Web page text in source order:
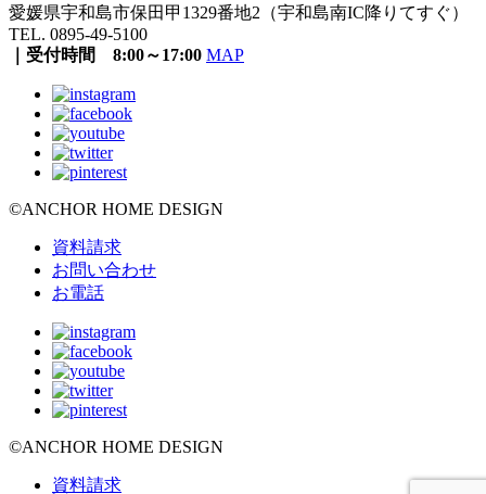
愛媛県宇和島市保田甲1329番地2（宇和島南IC降りてすぐ）
TEL. 0895-49-5100
｜受付時間 8:00～17:00 MAP
©ANCHOR HOME DESIGN
資料請求
お問い合わせ
お電話
©ANCHOR HOME DESIGN
資料請求